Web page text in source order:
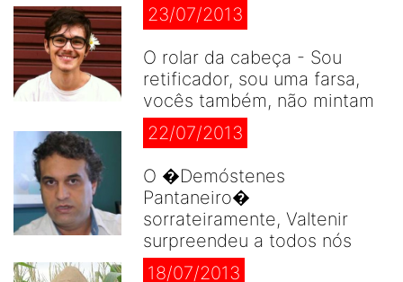
23/07/2013
O rolar da cabeça - Sou
retificador, sou uma farsa,
vocês também, não mintam
22/07/2013
O �Demóstenes
Pantaneiro�
sorrateiramente, Valtenir
surpreendeu a todos nós
18/07/2013